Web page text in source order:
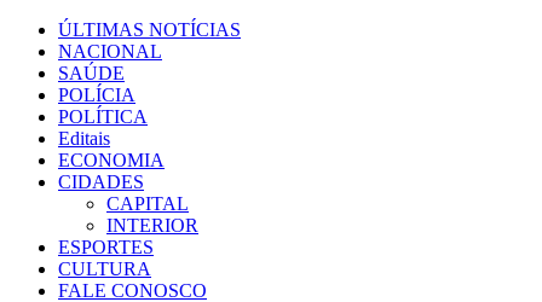
ÚLTIMAS NOTÍCIAS
NACIONAL
SAÚDE
POLÍCIA
POLÍTICA
Editais
ECONOMIA
CIDADES
CAPITAL
INTERIOR
ESPORTES
CULTURA
FALE CONOSCO